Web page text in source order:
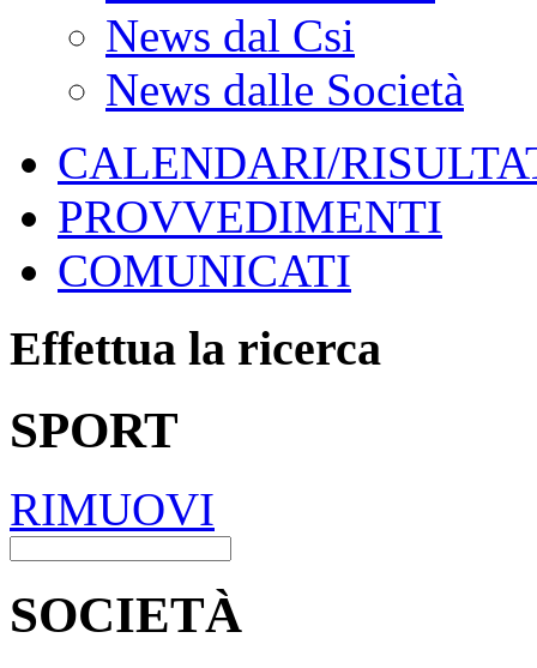
News dal Csi
News dalle Società
CALENDARI/
PROVVEDIMENTI
COMUNICATI
Effettua la ricerca
SPORT
RIMUOVI
SOCIETÀ